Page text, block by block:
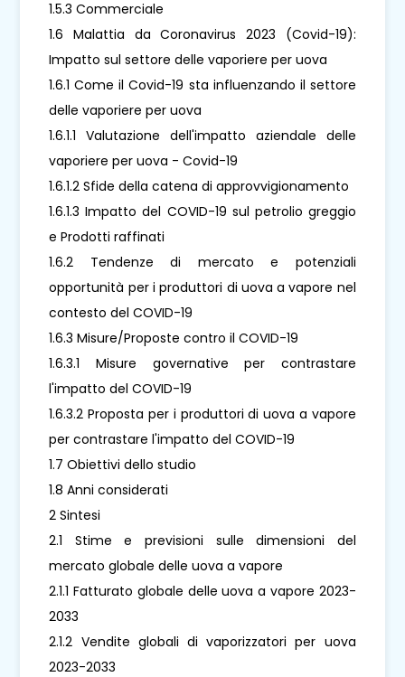
1.5.3 Commerciale
1.6 Malattia da Coronavirus 2023 (Covid-19):
Impatto sul settore delle vaporiere per uova
1.6.1 Come il Covid-19 sta influenzando il settore
delle vaporiere per uova
1.6.1.1 Valutazione dell'impatto aziendale delle
vaporiere per uova - Covid-19
1.6.1.2 Sfide della catena di approvvigionamento
1.6.1.3 Impatto del COVID-19 sul petrolio greggio
e Prodotti raffinati
1.6.2 Tendenze di mercato e potenziali
opportunità per i produttori di uova a vapore nel
contesto del COVID-19
1.6.3 Misure/Proposte contro il COVID-19
1.6.3.1 Misure governative per contrastare
l'impatto del COVID-19
1.6.3.2 Proposta per i produttori di uova a vapore
per contrastare l'impatto del COVID-19
1.7 Obiettivi dello studio
1.8 Anni considerati
2 Sintesi
2.1 Stime e previsioni sulle dimensioni del
mercato globale delle uova a vapore
2.1.1 Fatturato globale delle uova a vapore 2023-
2033
2.1.2 Vendite globali di vaporizzatori per uova
2023-2033